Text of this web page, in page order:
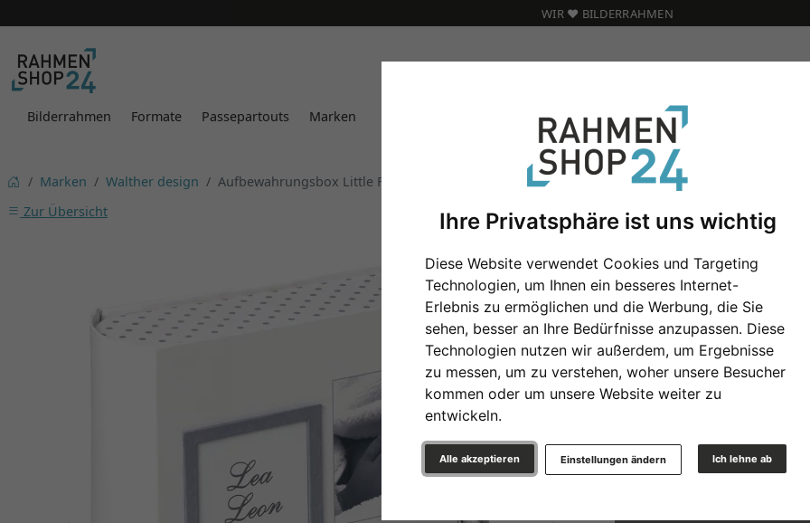
Ihre Privatsphäre ist uns wichtig
Diese Website verwendet Cookies und Targeting
Technologien, um Ihnen ein besseres Internet-
Erlebnis zu ermöglichen und die Werbung, die Sie
sehen, besser an Ihre Bedürfnisse anzupassen. Diese
Technologien nutzen wir außerdem, um Ergebnisse
zu messen, um zu verstehen, woher unsere Besucher
kommen oder um unsere Website weiter zu
entwickeln.
Alle akzeptieren Ich lehne ab
Einstellungen ändern
WIR ❤️ BILDERRAHMEN
Bilderrahmen Formate Passepartouts Marken
Marken Walther design
Aufbewahrungsbox Little Foot
Zur Übersicht
Format
Farbe
In den